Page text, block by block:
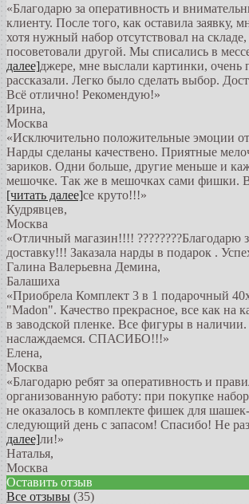
«Благодарю за оперативность и
клиенту. После того, как оставила заявку,
хотя нужный набор отсутствовал на складе,
посоветовали другой. Мы списались в
далее]джере, мне выслали картинки, очень
рассказали. Легко было сделать выбор.
Всё отлично! Рекомендую!»
Ирина,
Москва
«Исключительно положительные эмоции
Нарды сделаны качествено. Приятные
зариков. Одни больше, другие меньше и
мешочке. Так же в мешочках сами фишки.
[читать далее]се круто!!!»
Кудрявцев,
Москва
«Отличный магазин!!!! ????????Благодарю
доставку!!! Заказала нарды в подарок .
Галина Валерьевна Демина,
Балашиха
«Приобрела Комплект 3 в 1 подарочный
"Madon". Качество прекрасное, все как на
в заводской пленке. Все фигуры в
наслаждаемся. СПАСИБО!!!»
Елена,
Москва
«Благодарю ребят за оперативность и
организованную работу: при покупке
не оказалось в комплекте фишек для
следующий день с запасом! Спасибо! Не
далее]ли!»
Наталья,
Москва
Оставить отзыв
Все отзывы (35)